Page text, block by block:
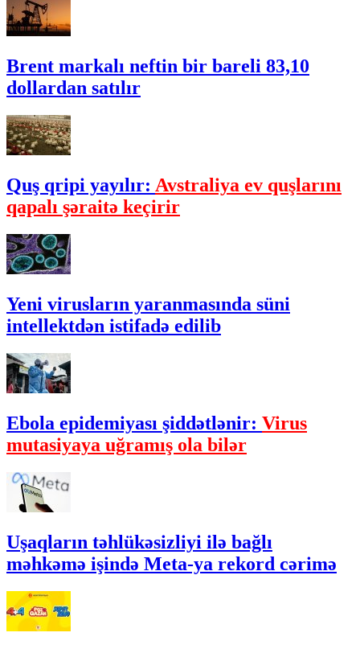
Brent markalı neftin bir bareli 83,10
dollardan satılır
Quş qripi yayılır: Avstraliya ev quşlarını
qapalı şəraitə keçirir
Yeni virusların yaranmasında süni
intellektdən istifadə edilib
Ebola epidemiyası şiddətlənir: Virus
mutasiyaya uğramış ola bilər
Uşaqların təhlükəsizliyi ilə bağlı
məhkəmə işində Meta-ya rekord cərimə